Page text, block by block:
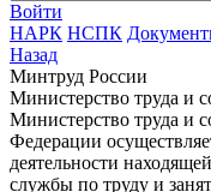
Войти
НАРК НСПК
Назад
Минтруд России
Министерство труда и
Министерство труда и
Федерации
деятельности
службы по труду и